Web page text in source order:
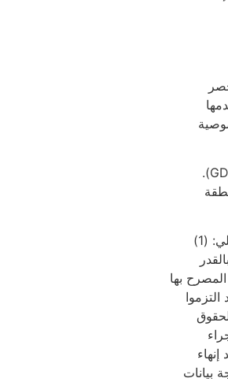
يتعين على جميع المؤسسات الموجودة في الاتحاد الأوروبي أو التي تعالج البيانات الشخصية للأفراد داخل الاتحاد الأوروبي الامتثال للائحة العامة لحماية البيانات (GDPR).
العميل كمراقب للبيانات: يُعتبر العميل مراقبًا للبيانات فيما يتعلق بأي بيانات شخصية يجمعها العميل (“البيانات الشخصية للعميل”). يقر الطرفان ويوافقان على ما يلي: (1)
بها
بيانات